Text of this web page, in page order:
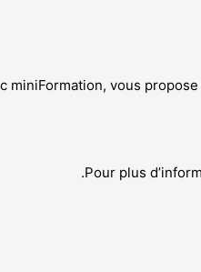
miniFormation, vous
Pour plus